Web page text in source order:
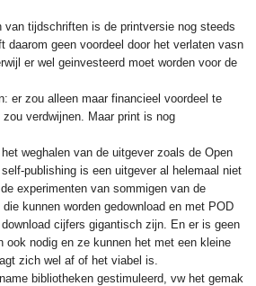
van tijdschriften is de printversie nog steeds
daarom geen voordeel door het verlaten vasn
er wel geinvesteerd moet worden voor de
er zou alleen maar financieel voordeel te
verdwijnen. Maar print is nog
weghalen van de uitgever zoals de Open
publishing is een uitgever al helemaal niet
experimenten van sommigen van de
, die kunnen worden gedownload en met POD
cijfers gigantisch zijn. En er is geen
ook nodig en ze kunnen het met een kleine
zich wel af of het viabel is.
bibliotheken gestimuleerd, vw het gemak